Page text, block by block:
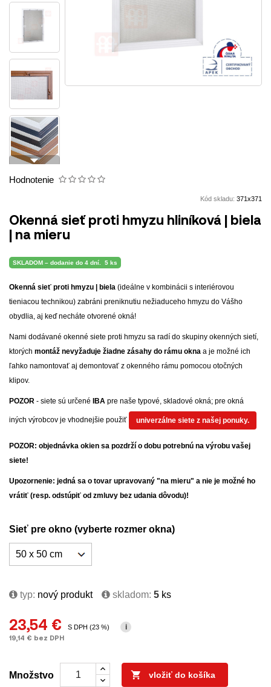
arrow_drop_down
Hodnotenie
Kód skladu: 371x371
Okenná sieť proti hmyzu hliníková | biela
| na mieru
SKLADOM – dodanie do 4 dní. 5 ks
Okenná sieť proti hmyzu | biela (ideálne v kombinácii s interiérovou
tieniacou technikou) zabráni preniknutiu nežiaduceho hmyzu do Vášho
obydlia, aj keď necháte otvorené okná!
Nami dodávané okenné siete proti hmyzu sa radí do skupiny okenných sietí,
ktorých montáž nevyžaduje žiadne zásahy do rámu okna a je možné ich
ľahko namontovať aj demontovať z okenného rámu pomocou otočných
klipov.
POZOR - siete sú určené IBA pre naše typové, skladové okná; pre okná
iných výrobcov je vhodnejšie použiť univerzálne siete z našej ponuky.
POZOR: objednávka okien sa pozdrží o dobu potrebnú na výrobu vašej
siete!
Upozornenie: jedná sa o tovar upravovaný "na mieru" a nie je možné ho
vrátiť (resp. odstúpiť od zmluvy bez udania dôvodu)!
Sieť pre okno (vyberte rozmer okna)
typ: nový produkt skladom: 5 ks
23,54 €
19,14 € bez DPH
S DPH (23 %) i
Množstvo  vložiť do košíka